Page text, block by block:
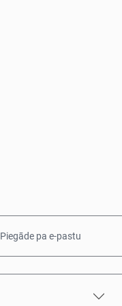
Piegāde pa e-pastu